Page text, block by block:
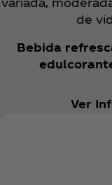
de
Bebida
Ver